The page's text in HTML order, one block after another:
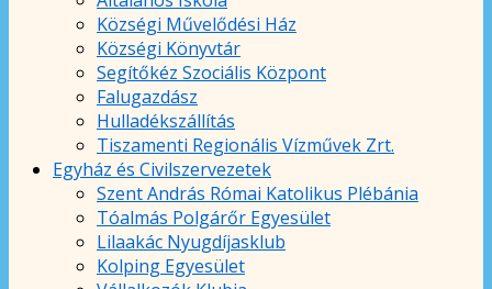
Községi Művelődési Ház
Községi Könyvtár
Segítőkéz Szociális Központ
Falugazdász
Hulladékszállítás
Tiszamenti Regionális Vízművek Zrt.
Egyház és Civilszervezetek
Szent András Római Katolikus Plébánia
Tóalmás Polgárőr Egyesület
Lilaakác Nyugdíjasklub
Kolping Egyesület